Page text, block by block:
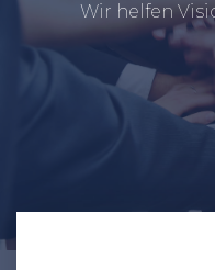
Wir helfen